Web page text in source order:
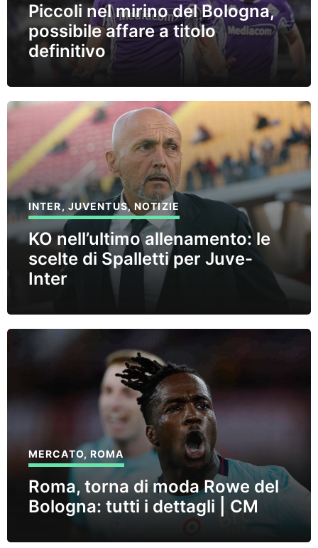
Piccoli nel mirino del Bologna,
possibile affare a titolo
definitivo
INTER, JUVENTUS,NOTIZIE
KO nell’ultimo allenamento: le
scelte di Spalletti per Juve-
Inter
MERCATO, ROMA
Roma, torna di moda Rowe del
Bologna: tutti i dettagli | CM